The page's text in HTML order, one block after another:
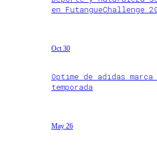
en FutangueChallenge
Oct 30
Optime de adidas
temporada
May 26